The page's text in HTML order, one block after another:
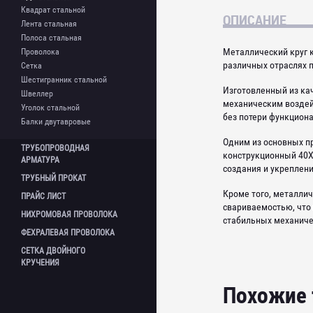
Шестигранник нержавеющий
Труба нержавеющая
Труба профильная
нержавеющая
Уголок нержавеющий
Квадрат стальной
Лента стальная
Полоса стальная
Проволока
Сетка
Шестигранник стальной
Швеллер
Уголок стальной
Балки двутавровые
Фланцы нержавеющие
Фланцевые заглушки
Шаровой кран
Отводы нержавеющие
ТРУБОПРОВОДНАЯ
АРМАТУРА
Трубы бесшовные х/д
Трубы электросварные
Трубы профильные
Трубы водогазопроводные ВГП
ТРУБНЫЙ ПРОКАТ
ПРАЙС ЛИСТ
НИХРОМОВАЯ ПРОВОЛОКА
ФЕХРАЛЕВАЯ ПРОВОЛОКА
СЕТКА ДВОЙНОГО
КРУЧЕНИЯ
ОПИСАНИЕ
Металлический
различных отраслях
Изготовленный из
механическим
без потери
Одним из основных
конструкционный
создания и
Кроме того,
свариваемостью,
стабильных
Похожие